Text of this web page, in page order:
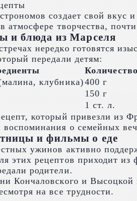
создает свой
атмосфере творчества,
и блюда из Марселя
нередко готовятся
передали детям:
Количество
клубника)400 г
150 г
1 ст. л.
который привезли из
о семейных
и фильмы о еде
ужинов активно
этих рецептов приходит
родители.
Кончаловского и
на все трудности.